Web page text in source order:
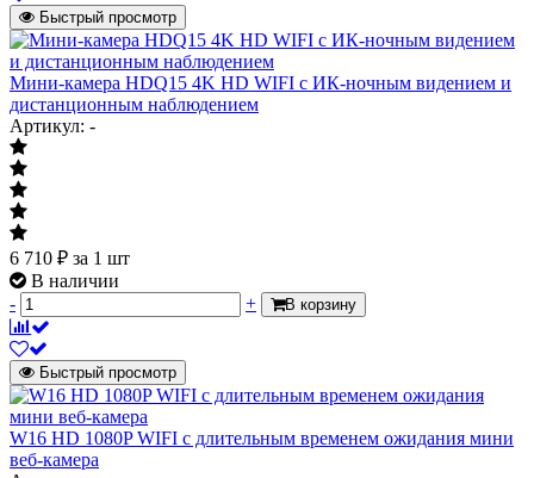
Быстрый просмотр
Мини-камера HDQ15 4K HD WIFI с ИК-ночным видением и
дистанционным наблюдением
Артикул: -
6 710 ₽ за 1 шт
В наличии
-
+ В корзину
Быстрый просмотр
W16 HD 1080P WIFI с длительным временем ожидания мини
веб-камера